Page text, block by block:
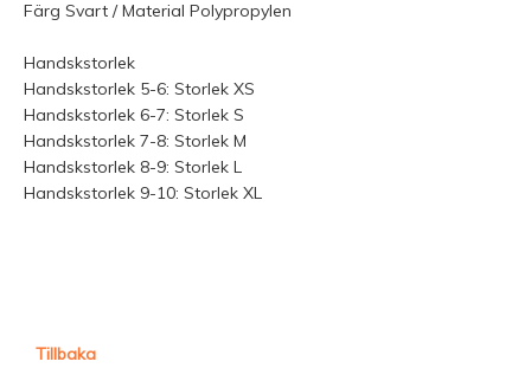
Färg Svart / Material Polypropylen
Handskstorlek
Handskstorlek 5-6: Storlek XS
Handskstorlek 6-7: Storlek S
Handskstorlek 7-8: Storlek M
Handskstorlek 8-9: Storlek L
Handskstorlek 9-10: Storlek XL
Tillbaka